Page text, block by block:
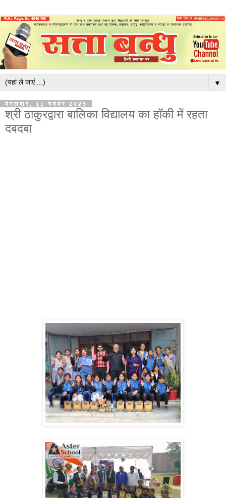
▼
मंगलवार, 11 नवंबर 2025
श्री ठाकुरद्वारा बालिका विद्यालय का हॉकी में रहता
दबदबा